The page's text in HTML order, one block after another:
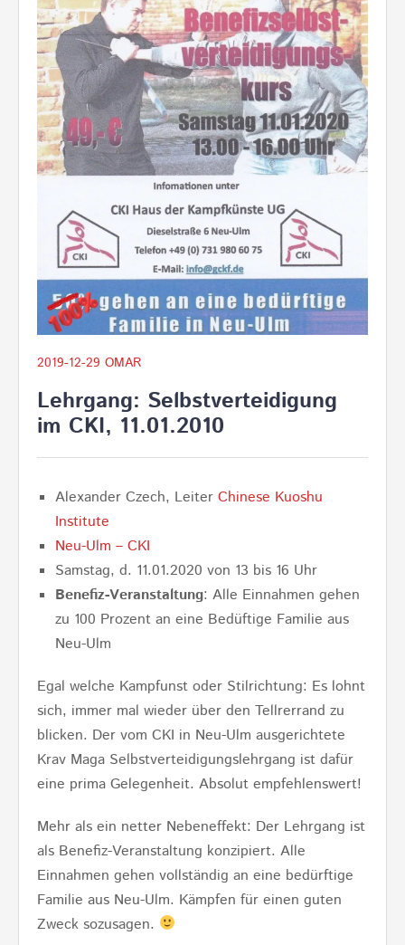
2019-12-29 OMAR
Lehrgang: Selbstverteidigung
im CKI, 11.01.2010
Alexander Czech, Leiter Chinese Kuoshu
Institute
Neu-Ulm – CKI
Samstag, d. 11.01.2020 von 13 bis 16 Uhr
Benefiz-Veranstaltung: Alle Einnahmen gehen
zu 100 Prozent an eine Bedüftige Familie aus
Neu-Ulm
Egal welche Kampfunst oder Stilrichtung: Es lohnt
sich, immer mal wieder über den Tellrerrand zu
blicken. Der vom CKI in Neu-Ulm ausgerichtete
Krav Maga Selbstverteidigungslehrgang ist dafür
eine prima Gelegenheit. Absolut empfehlenswert!
Mehr als ein netter Nebeneffekt: Der Lehrgang ist
als Benefiz-Veranstaltung konzipiert. Alle
Einnahmen gehen vollständig an eine bedürftige
Familie aus Neu-Ulm. Kämpfen für einen guten
Zweck sozusagen.